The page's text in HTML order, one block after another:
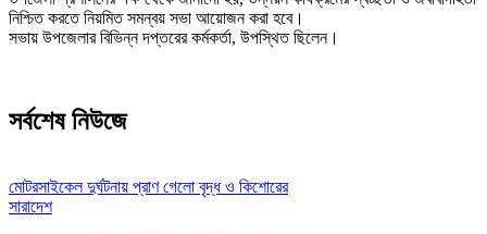
নিশ্চিত করতে নিয়মিত সমন্বয় সভা আয়োজন করা হবে।
সভায় উপজেলার বিভিন্ন দপ্তরের কর্মকর্তা, উপস্থিত ছিলেন।
সর্বশেষ নিউজে
মোটরসাইকেল দুর্ঘটনায় প্রাণ গেলো বৃদ্ধ ও কিশোরের
সারাদেশ